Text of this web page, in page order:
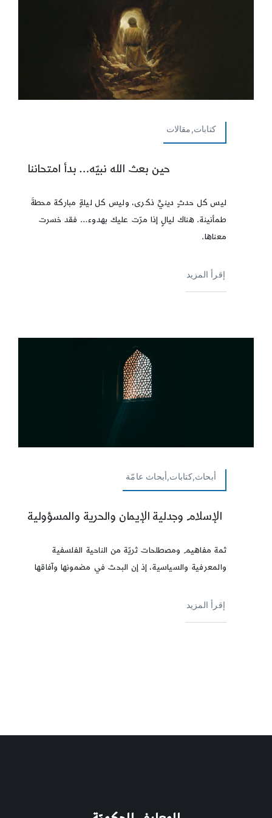
كتابات,مقالات
حين بعث الله نبيّه… بدأ امتحاننا
ليس كل حدثٍ دينيٍّ ذكرى، وليس كل ليلةٍ مباركة محطةَ
طمأنينة. هناك ليالٍ إذا مرّت عليك بهدوء… فقد خسرت
معناها.
إقرأ المزيد
أبحاث,كتابات,أبحاث عامّة
الإسلام وجدلية الإيمان والحرية والمسؤولية
ثمة مفاهيم ومصطلحات ثريّة من الناحية الفلسفية
والمعرفية والسياسية، إذ إن البحث في مضمونها وآفاقها
إقرأ المزيد